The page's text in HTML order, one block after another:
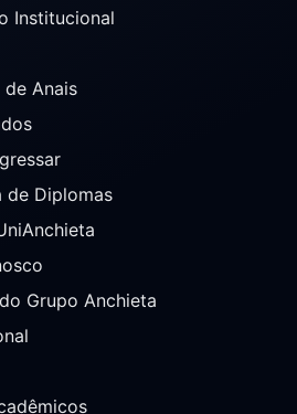
Institucional
de Anais
de Diplomas
Grupo Anchieta